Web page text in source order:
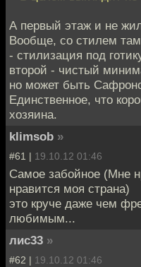
А первый этаж и не
Вообще, со стилем
- стилизация под
второй - чистый
но может быть
Единственное, что
хозяина.
klimsob »
#61 | 19.10.12 01:46
Самое забойное (Мне
нравится моя страна)
это круче даже чем
любимым...
лис33 »
#62 | 19.10.12 01:46